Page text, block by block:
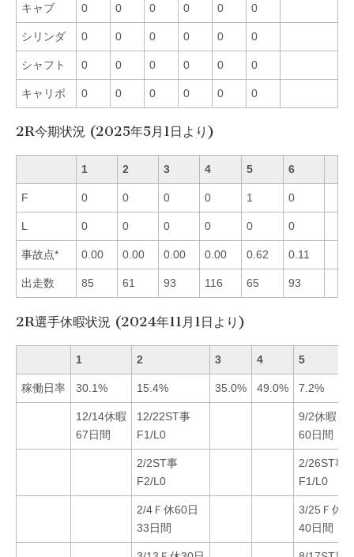
キャブ 0 0 0 0 0 0
シリンダ 0 0 0 0 0 0
シャフト 0 0 0 0 0 0
キャリボ 0 0 0 0 0 0
2R今期状況 (2025年5月1日より)
1 2 3 4 5 6
F 0 0 0 0 1 0
L 0 0 0 0 0 0
事故点* 0.00 0.00 0.00 0.00 0.62 0.11
出走数 85 61 93 116 65 93
2R選手休暇状況 (2024年11月1日より)
1 2 3 4 5
稼働日率 30.1% 15.4% 35.0% 49.0% 7.2%
12/14休暇
67日間
12/22ST事
F1/L0
9/2休暇
60日間
2/2ST事
F2/L0
2/26ST事
F1/L0
2/4Ｆ休60日
33日間
3/25Ｆ休
40日間